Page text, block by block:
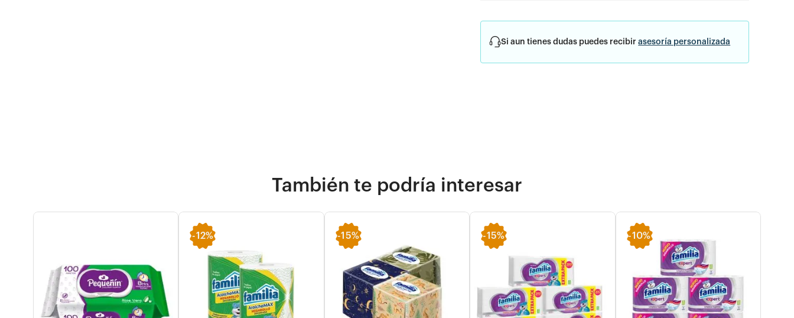
Si aun tienes dudas puedes recibirasesoría personalizada
También te podría interesar
-12% -15% -15% -10%